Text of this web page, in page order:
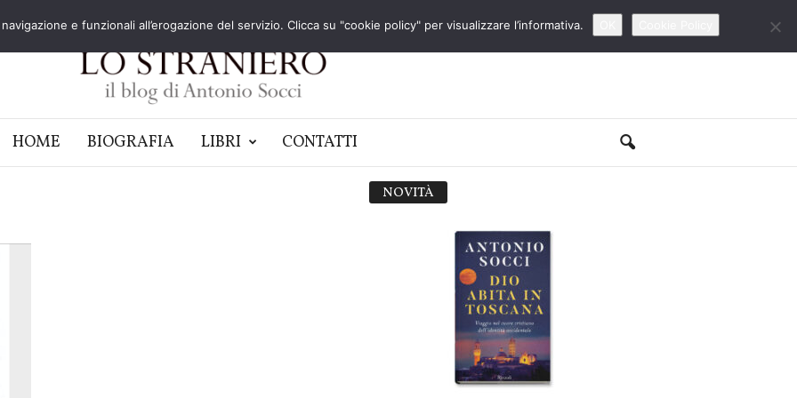
HOME BIOGRAFIA LIBRI CONTATTI
NOVITÀ
e funzionali all’erogazione del servizio. Clicca su "cookie policy" per visualizzare l’informativa.